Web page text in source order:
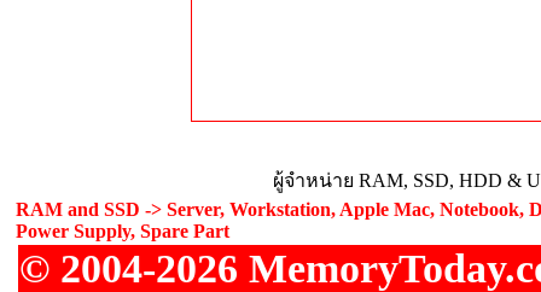
ผู้จำหน่าย RAM, SSD, HDD &
RAM and SSD -> Server, Workstation, Apple Mac, Notebook,
Power Supply, Spare Part
© 2004-2026